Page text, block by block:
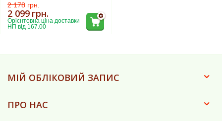
2 178 грн.
2 099 грн.
Орієнтовна ціна доставки
НП від 167.00
МІЙ ОБЛІКОВИЙ ЗАПИС
ПРО НАС